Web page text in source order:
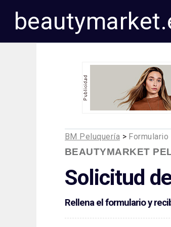
BM Peluquería >
BEAUTYMARKET
Solicitud
Rellena el formulario y